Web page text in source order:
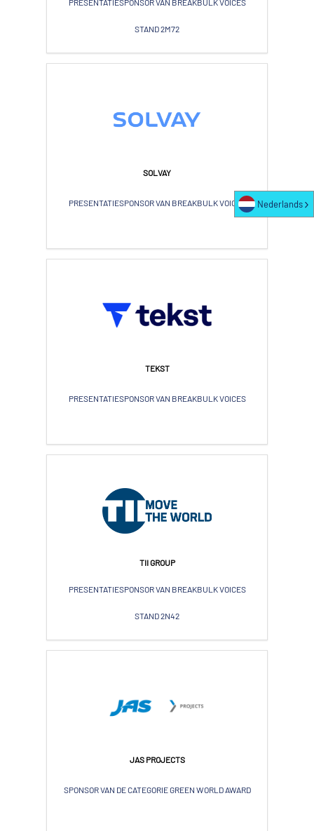
STAND 2M72
SOLVAY
PRESENTATIESPONSOR VAN BREAKBULK VOICES
TEKST
PRESENTATIESPONSOR VAN BREAKBULK VOICES
TII GROUP
PRESENTATIESPONSOR VAN BREAKBULK VOICES
STAND 2N42
JAS PROJECTS
SPONSOR VAN DE CATEGORIE GREEN WORLD AWARD
Nederlands